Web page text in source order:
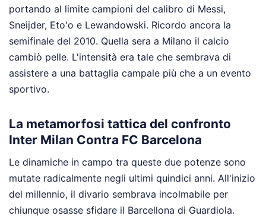
portando al limite campioni del calibro di Messi,
Sneijder, Eto'o e Lewandowski. Ricordo ancora la
semifinale del 2010. Quella sera a Milano il calcio
cambiò pelle. L'intensità era tale che sembrava di
assistere a una battaglia campale più che a un evento
sportivo.
La metamorfosi tattica del confronto
Inter Milan Contra FC Barcelona
Le dinamiche in campo tra queste due potenze sono
mutate radicalmente negli ultimi quindici anni. All'inizio
del millennio, il divario sembrava incolmabile per
chiunque osasse sfidare il Barcellona di Guardiola.